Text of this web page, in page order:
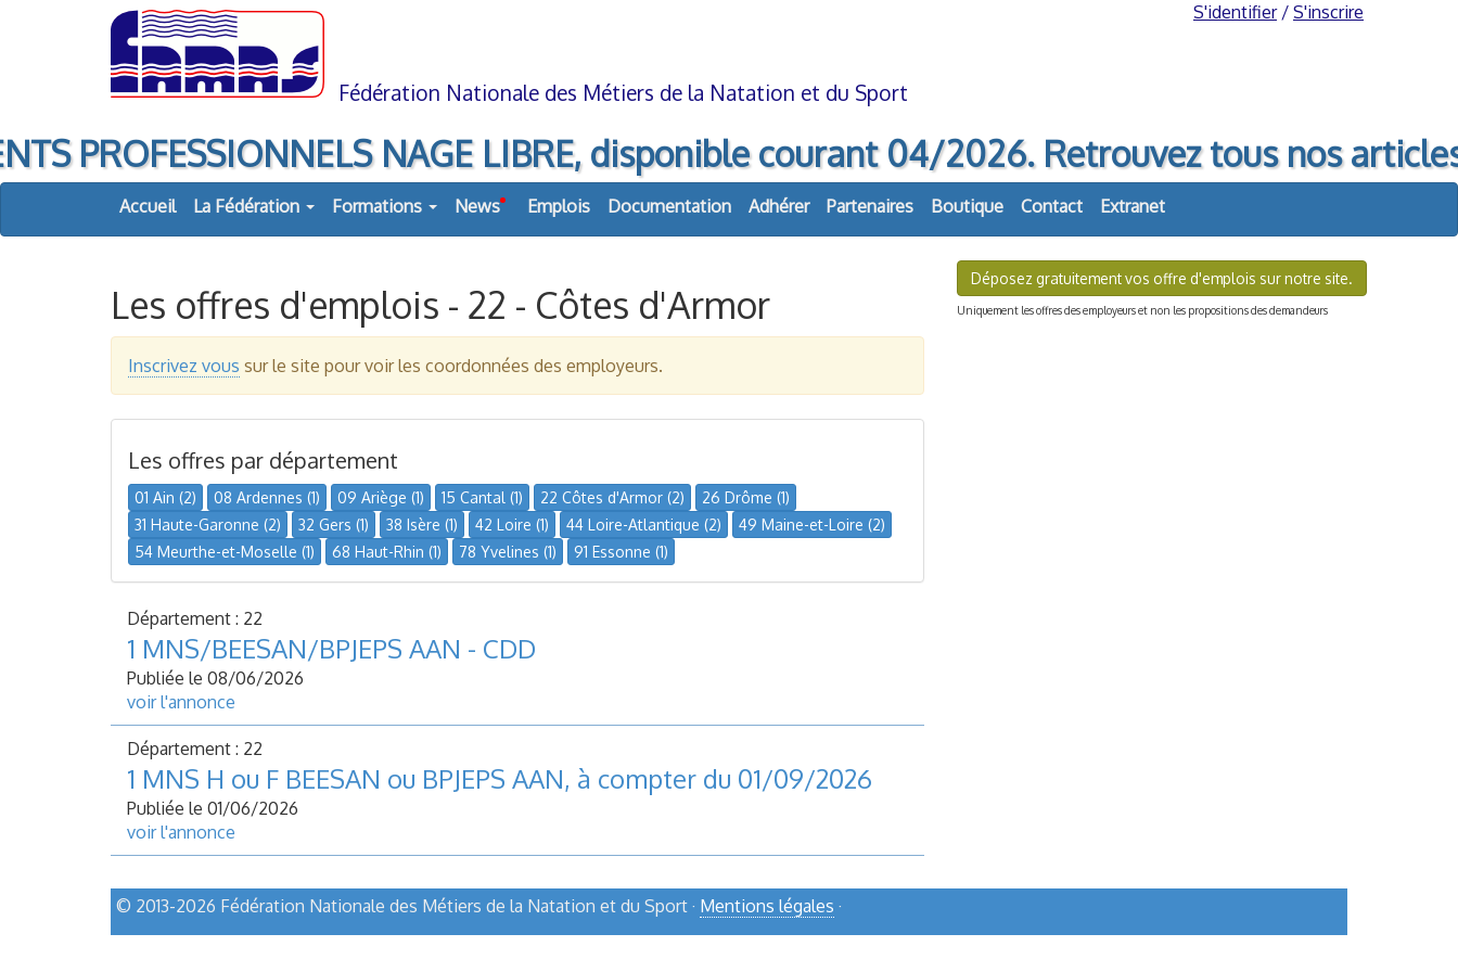
Fédération Nationale des Métiers de la Natation et du Sport
S'identifier/ S'inscrire
PROFESSIONNELS NAGE LIBRE, disponible courant 04/2026. Retrouvez tous nos
Accueil La Fédération Formations News Emplois Documentation Adhérer Partenaires Boutique Contact Extranet
Les offres d'emplois - 22 - Côtes d'Armor
Inscrivez vous sur le site pour voir les coordonnées des employeurs.
Les offres par département
01 Ain (2) 08 Ardennes (1) 09 Ariège (1) 15 Cantal (1) 22 Côtes d'Armor (2)
26 Drôme (1)
31 Haute-Garonne (2)
32 Gers (1) 38 Isère (1) 42 Loire (1) 44 Loire-Atlantique (2)
49 Maine-et-Loire (2)
54 Meurthe-et-Moselle (1)
68 Haut-Rhin (1) 78 Yvelines (1) 91 Essonne (1)
Département : 22
1 MNS/BEESAN/BPJEPS AAN - CDD
Publiée le 08/06/2026
voir l'annonce
Département : 22
1 MNS H ou F BEESAN ou BPJEPS AAN, à compter du 01/09/2026
Publiée le 01/06/2026
voir l'annonce
Déposez gratuitement vos offre d'emplois sur notre site.
Uniquement les offres des employeurs et non les propositions des demandeurs
© 2013-2026 Fédération Nationale des Métiers de la Natation et du Sport · Mentions légales ·
haut de page